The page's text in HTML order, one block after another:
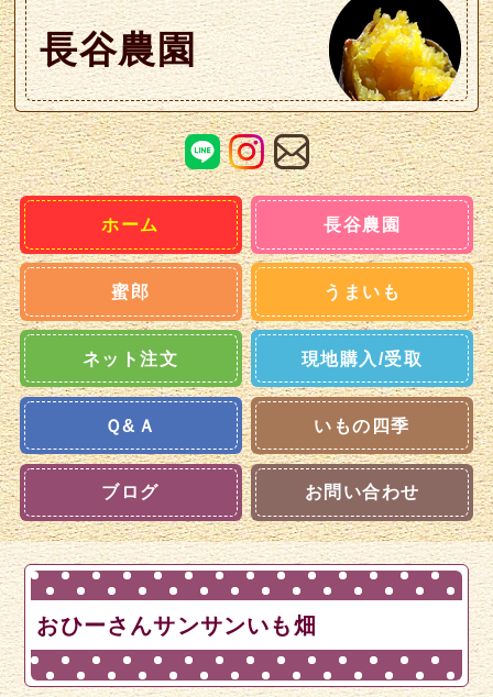
長谷農園
ホーム 長谷農園
蜜郎 うまいも
ネット注文 現地購入/受取
Ｑ&Ａ いもの四季
ブログ お問い合わせ
おひーさんサンサンいも畑